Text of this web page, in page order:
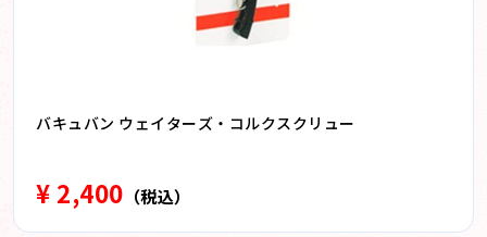
バキュバン ウェイターズ・コルクスクリュー
¥ 2,400 （税込）